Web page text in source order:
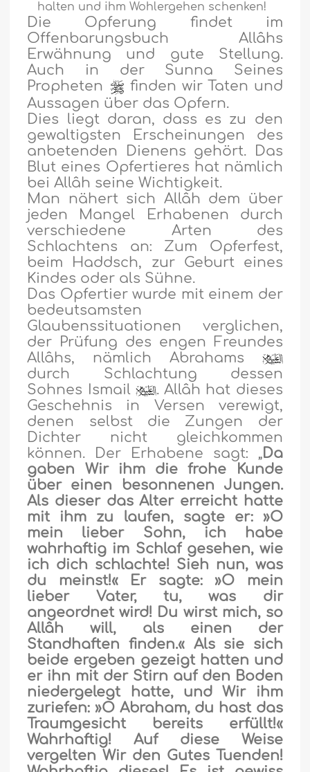
halten und ihm Wohlergehen schenken!
Die Opferung findet im
Offenbarungsbuch Allâhs
Erwähnung und gute Stellung.
Auch in der Sunna Seines
Propheten
finden wir Taten und
Aussagen über das Opfern.
Dies liegt daran, dass es zu den
gewaltigsten Erscheinungen des
anbetenden Dienens gehört. Das
Blut eines Opfertieres hat nämlich
bei Allâh seine Wichtigkeit.
Man nähert sich Allâh dem über
jeden Mangel Erhabenen durch
verschiedene Arten des
Schlachtens an: Zum Opferfest,
beim Haddsch, zur Geburt eines
Kindes oder als Sühne.
Das Opfertier wurde mit einem der
bedeutsamsten
Glaubenssituationen verglichen,
der Prüfung des engen Freundes
Allâhs, nämlich Abrahams
durch Schlachtung dessen
Sohnes Ismail
. Allâh hat dieses
Geschehnis in Versen verewigt,
denen selbst die Zungen der
Dichter nicht gleichkommen
können. Der Erhabene sagt: „Da
gaben Wir ihm die frohe Kunde
über einen besonnenen Jungen.
Als dieser das Alter erreicht hatte
mit ihm zu laufen, sagte er: »O
mein lieber Sohn, ich habe
wahrhaftig im Schlaf gesehen, wie
ich dich schlachte! Sieh nun, was
du meinst!« Er sagte: »O mein
lieber Vater, tu, was dir
angeordnet wird! Du wirst mich, so
Allâh will, als einen der
Standhaften finden.« Als sie sich
beide ergeben gezeigt hatten und
er ihn mit der Stirn auf den Boden
niedergelegt hatte, und Wir ihm
zuriefen: »O Abraham, du hast das
Traumgesicht bereits erfüllt!«
Wahrhaftig! Auf diese Weise
vergelten Wir den Gutes Tuenden!